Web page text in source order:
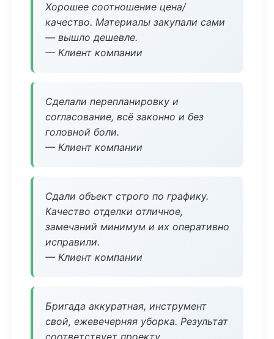
Хорошее соотношение цена/
качество. Материалы закупали сами
— вышло дешевле.
— Клиент компании
Сделали перепланировку и
согласование, всё законно и без
головной боли.
— Клиент компании
Сдали объект строго по графику.
Качество отделки отличное,
замечаний минимум и их оперативно
исправили.
— Клиент компании
Бригада аккуратная, инструмент
свой, ежевечерняя уборка. Результат
соответствует проекту.